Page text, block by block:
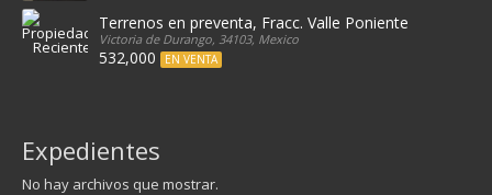
Terrenos en preventa, Fracc. Valle Poniente
Victoria de Durango, 34103, Mexico
532,000 EN VENTA
Expedientes
No hay archivos que mostrar.